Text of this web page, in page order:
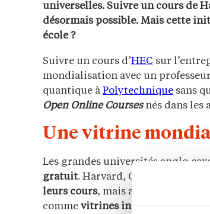
universelles. Suivre un cours de
désormais possible. Mais cette
école ?
Suivre un cours d’HEC sur
mondialisation avec un
quantique à Polytechnique sans
Open Online Courses nés dans les
Une vitrine
Les grandes universités anglo-
gratuit. Harvard, Oxford, le MIT :
leurs cours, mais aussi leur
comme vitrines internationales»,